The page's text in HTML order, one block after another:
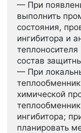
— При
выполнить
состояния,
ингибитора и
состав
— При
химической
ингибитора;
планировать